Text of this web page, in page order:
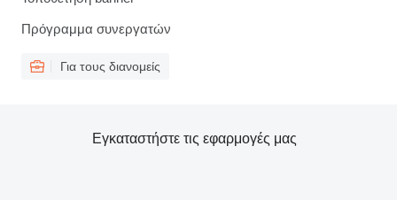
Πρόγραμμα συνεργατών
Για τους διανομείς
Εγκαταστήστε τις εφαρμογές μας